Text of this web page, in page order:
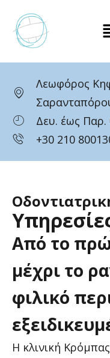
στο
περιεχόμενο
Λεωφόρος
Δευ. έως Παρ.
+30 210
Από το
μέχρι το
φιλικό
Η κλινική